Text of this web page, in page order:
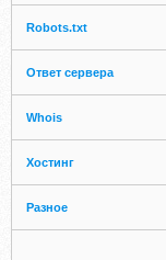
Robots.txt
Ответ сервера
Whois
Хостинг
Разное